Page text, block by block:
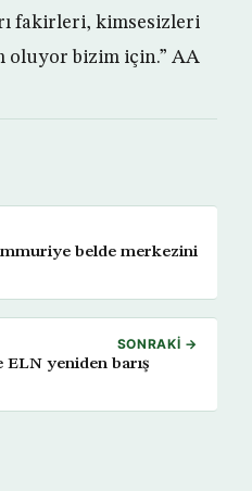
fakirleri, kimsesizleri
oluyor bizim için.” AA
belde merkezini
SONRAKI →
yeniden barış